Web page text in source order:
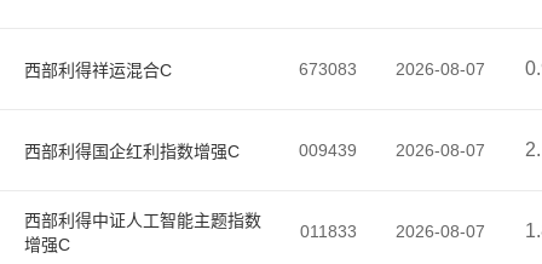
西部利得祥运混合C 673083 2026-08-07
西部利得国企红利指数增强C 009439 2026-08-07
西部利得中证人工智能主题指数
增强C
011833 2026-08-07